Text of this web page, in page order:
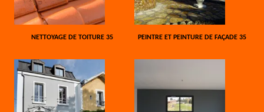
NETTOYAGE DE TOITURE 35 PEINTRE ET PEINTURE DE FAÇADE 35